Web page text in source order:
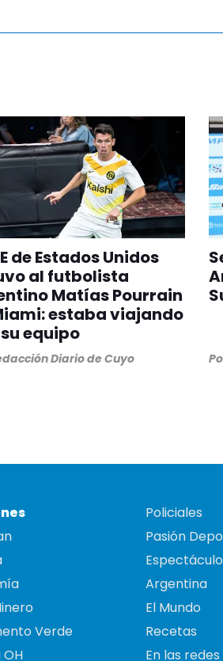
de Estados Unidos
al futbolista
Matías Pourrain
estaba viajando
equipo
Diario de Cuyo
Verde
OH
Policiales
Pasión
Argentina
El Mundo
Recetas
En las redes